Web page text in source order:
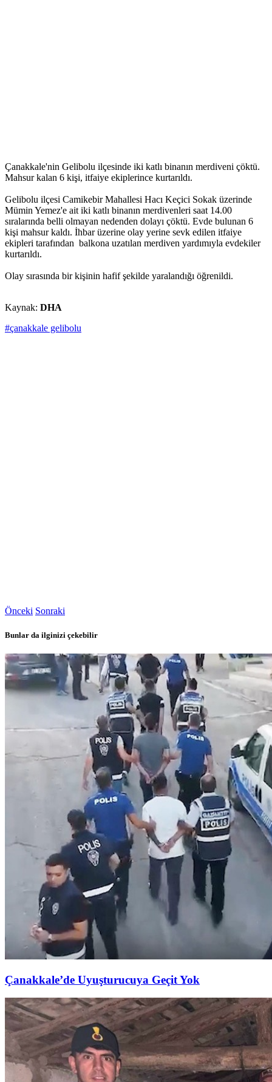
Çanakkale'nin Gelibolu ilçesinde iki katlı binanın merdiveni çöktü.
Mahsur kalan 6 kişi, itfaiye ekiplerince kurtarıldı.
Gelibolu ilçesi Camikebir Mahallesi Hacı Keçici Sokak üzerinde
Mümin Yemez'e ait iki katlı binanın merdivenleri saat 14.00
sıralarında belli olmayan nedenden dolayı çöktü. Evde bulunan 6
kişi mahsur kaldı. İhbar üzerine olay yerine sevk edilen itfaiye
ekipleri tarafından balkona uzatılan merdiven yardımıyla evdekiler
kurtarıldı.
Olay sırasında bir kişinin hafif şekilde yaralandığı öğrenildi.
Kaynak: DHA
#çanakkale gelibolu
Önceki Sonraki
Bunlar da ilginizi çekebilir
Çanakkale’de Uyuşturucuya Geçit Yok